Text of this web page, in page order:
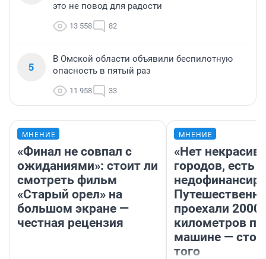
это не повод для радости
13 558 82
5
В Омской области объявили беспилотную
опасность в пятый раз
11 958 33
МНЕНИЕ
«Финал не совпал с
ожиданиями»: стоит ли
смотреть фильм
«Старый орел» на
большом экране —
честная рецензия
МНЕНИЕ
«Нет
городов, есть
проехали 2000
километров по
машине —
того